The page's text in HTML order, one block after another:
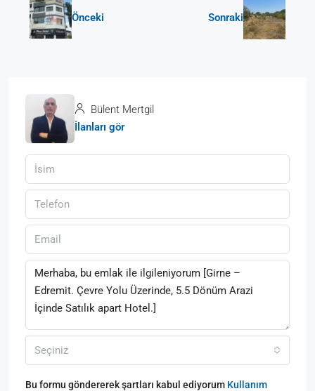
Önceki Sonraki
Bülent Mertgil
İlanları gör
Seçiniz
Bu formu göndererek şartları kabul ediyorum Kullanım